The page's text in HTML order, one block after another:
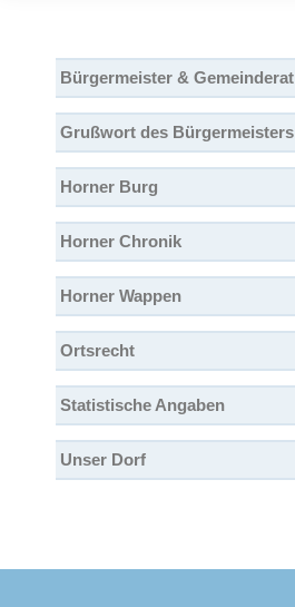
Bürgermeister & Gemeinderat
Grußwort des Bürgermeisters
Horner Burg
Horner Chronik
Horner Wappen
Ortsrecht
Statistische Angaben
Unser Dorf